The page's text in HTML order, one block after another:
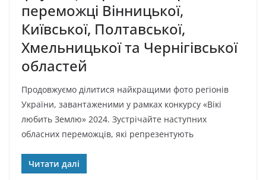
переможці Вінницької,
Київської, Полтавської,
Хмельницької та Чернігівської
областей
Продовжуємо ділитися найкращими фото регіонів
України, завантаженими у рамках конкурсу «Вікі
любить Землю» 2024. Зустрічайте наступних
обласних переможців, які репрезентують
Читати далі